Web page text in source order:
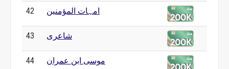
42 امہات المؤمنین
43 شاعری
44 موسی ابن عمران